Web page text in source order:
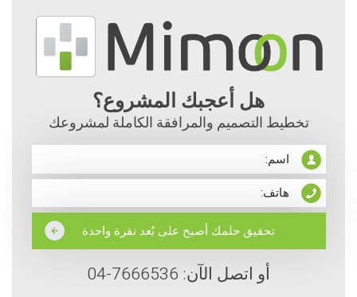
هل أعجبك المشروع؟
تخطيط التصميم والمرافقة الكاملة لمشروعك
أو اتصل الآن: 7666536-04